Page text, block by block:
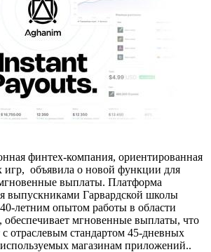
финтех-компания, ориентированная
игр, объявила о новой функции для
выплаты. Платформа
выпускниками Гарвардской школы
летним опытом работы в области
обеспечивает мгновенные выплаты, что
с отраслевым стандартом 45-дневных
магазинам приложений..